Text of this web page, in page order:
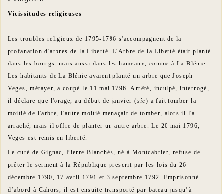
Vicissitudes religieuses
Les troubles religieux de 1795-1796 s'accompagnent de la
profanation d'arbres de la Liberté. L'Arbre de la Liberté était planté
dans les bourgs, mais aussi dans les hameaux, comme à La Blénie.
Les habitants de La Blénie avaient planté un arbre que Joseph
Veges, métayer, a coupé le 11 mai 1796. Arrêté, inculpé, interrogé,
il déclare que l'orage, au début de janvier (sic) a fait tomber la
moitié de l'arbre, l'autre moitié menaçait de tomber, alors il l'a
arraché, mais il offre de planter un autre arbre. Le 20 mai 1796,
Veges est remis en liberté.
Le curé de Gignac, Pierre Blanchès, né à Montcabrier, refuse de
prêter le serment à la République prescrit par les lois du 26
décembre 1790, 17 avril 1791 et 3 septembre 1792. Emprisonné
d’abord à Cahors, il est ensuite transporté par bateau jusqu’à